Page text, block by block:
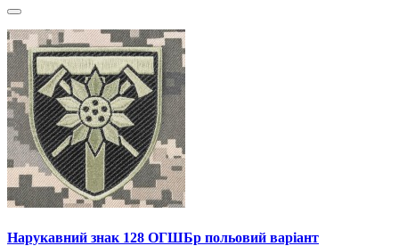
Нарукавний знак 128 ОГШБр польовий варіант